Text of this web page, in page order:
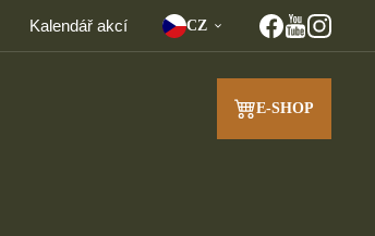
Kalendář akcí CZ
E-SHOP